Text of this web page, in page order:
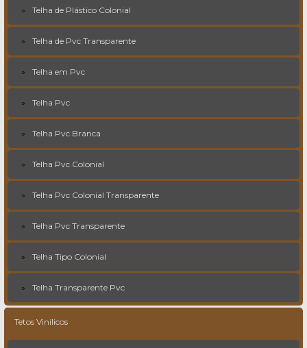
Telha de Plástico Colonial
Telha de Pvc Transparente
Telha em Pvc
Telha Pvc
Telha Pvc Branca
Telha Pvc Colonial
Telha Pvc Colonial Transparente
Telha Pvc Transparente
Telha Tipo Colonial
Telha Transparente Pvc
Tetos Vinílicos